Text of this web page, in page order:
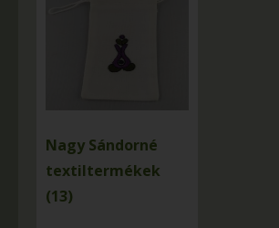
Nagy Sándorné
textiltermékek
(13)